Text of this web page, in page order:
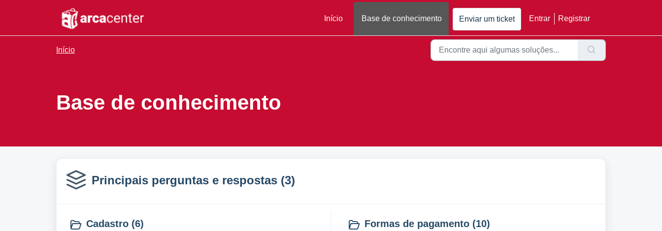
Início
Base de conhecimento Enviar um ticket Entrar Registrar
Início
Base de conhecimento
Principais perguntas e respostas (3)
Cadastro (6) Formas de pagamento (10)